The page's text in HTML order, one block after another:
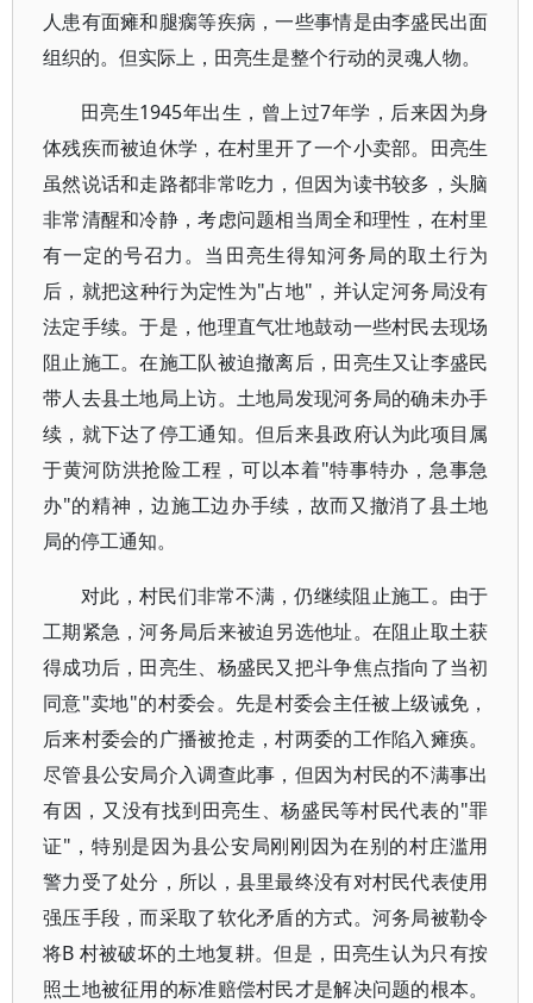
人患有面瘫和腿瘸等疾病，一些事情是由李盛民出面
组织的。但实际上，田亮生是整个行动的灵魂人物。
田亮生1945年出生，曾上过7年学，后来因为身
体残疾而被迫休学，在村里开了一个小卖部。田亮生
虽然说话和走路都非常吃力，但因为读书较多，头脑
非常清醒和冷静，考虑问题相当周全和理性，在村里
有一定的号召力。当田亮生得知河务局的取土行为
后，就把这种行为定性为"占地"，并认定河务局没有
法定手续。于是，他理直气壮地鼓动一些村民去现场
阻止施工。在施工队被迫撤离后，田亮生又让李盛民
带人去县土地局上访。土地局发现河务局的确未办手
续，就下达了停工通知。但后来县政府认为此项目属
于黄河防洪抢险工程，可以本着"特事特办，急事急
办"的精神，边施工边办手续，故而又撤消了县土地
局的停工通知。
对此，村民们非常不满，仍继续阻止施工。由于
工期紧急，河务局后来被迫另选他址。在阻止取土获
得成功后，田亮生、杨盛民又把斗争焦点指向了当初
同意"卖地"的村委会。先是村委会主任被上级诫免，
后来村委会的广播被抢走，村两委的工作陷入瘫痪。
尽管县公安局介入调查此事，但因为村民的不满事出
有因，又没有找到田亮生、杨盛民等村民代表的"罪
证"，特别是因为县公安局刚刚因为在别的村庄滥用
警力受了处分，所以，县里最终没有对村民代表使用
强压手段，而采取了软化矛盾的方式。河务局被勒令
将B 村被破坏的土地复耕。但是，田亮生认为只有按
照土地被征用的标准赔偿村民才是解决问题的根本。